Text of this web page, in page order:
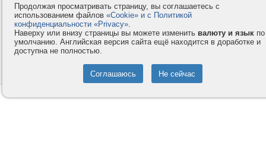
Контакты
Компания
Privacy и Cookie
Услуги
Как оплатить
Помощь
© 2008-2026
- Все права защищены.
Продолжая просматривать страницу, вы соглашаетесь с
использованием файлов «Cookie» и с Политикой
конфиденциальности «Privacy».
Наверху или внизу страницы вы можете изменить валюту и язык по
умолчанию. Английская версия сайта ещё находится в доработке и
доступна не полностью.